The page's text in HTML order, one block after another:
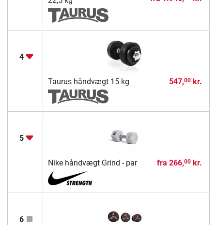
4
Taurus håndvægt 15 kg 547,00kr.
5
Nike håndvægt Grind - par fra 266,00kr.
6